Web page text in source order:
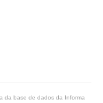
da base de dados da Informa